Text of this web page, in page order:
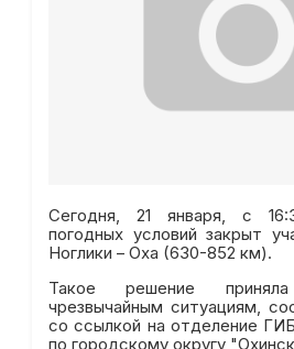
Сегодня, 21 января, с
погодных условий закрыт
Ноглики – Оха (630-852 км).
Такое решение
чрезвычайным ситуациям,
со ссылкой на отделение
по городскому округу